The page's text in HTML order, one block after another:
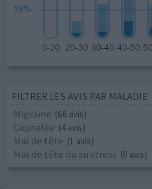
FILTRER LES AVIS PAR MALADIE
Migraine (66 avis)
Céphalée (4 avis)
Mal de tête (1 avis)
Mal de tête du au stress (0 avis)